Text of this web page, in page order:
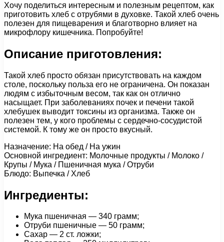
Хочу поделиться интересным и полезным рецептом, как
приготовить хлеб с отрубями в духовке. Такой хлеб очень
полезен для пищеварения и благотворно влияет на
микрофлору кишечника. Попробуйте!
Описание приготовления:
Такой хлеб просто обязан присутствовать на каждом
столе, поскольку польза его не ограничена. Он показан
людям с избыточным весом, так как он отлично
насыщает. При заболеваниях почек и печени такой
хлебушек выводит токсины из организма. Также он
полезен тем, у кого проблемы с сердечно-сосудистой
системой. К тому же он просто вкусный.
Назначение: На обед / На ужин
Основной ингредиент: Молочные продукты / Молоко /
Крупы / Мука / Пшеничная мука / Отруби
Блюдо: Выпечка / Хлеб
Ингредиенты:
Мука пшеничная — 340 грамм;
Отруби пшеничные — 50 грамм;
Сахар — 2 ст. ложки;